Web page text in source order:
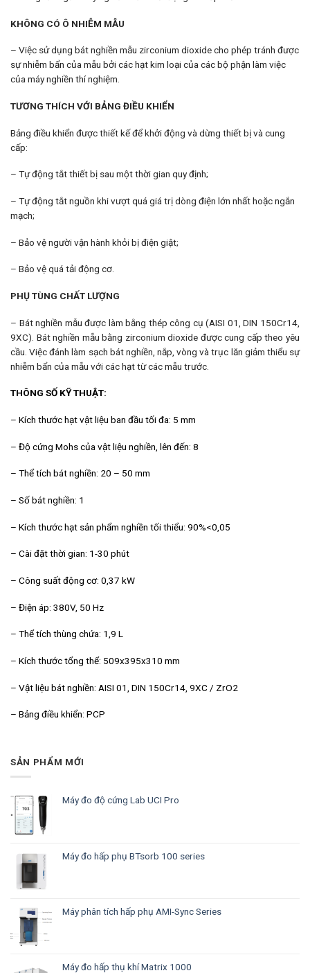
KHÔNG CÓ Ô NHIỄM MẪU
– Việc sử dụng bát nghiền mẫu zirconium dioxide cho phép tránh được
sự nhiễm bẩn của mẫu bởi các hạt kim loại của các bộ phận làm việc
của máy nghiền thí nghiệm.
TƯƠNG THÍCH VỚI BẢNG ĐIỀU KHIỂN
Bảng điều khiển được thiết kế để khởi động và dừng thiết bị và cung
cấp:
– Tự động tắt thiết bị sau một thời gian quy định;
– Tự động tắt nguồn khi vượt quá giá trị dòng điện lớn nhất hoặc ngắn
mạch;
– Bảo vệ người vận hành khỏi bị điện giật;
– Bảo vệ quá tải động cơ.
PHỤ TÙNG CHẤT LƯỢNG
– Bát nghiền mẫu được làm bằng thép công cụ (AISI 01, DIN 150Cr14,
9XC). Bát nghiền mẫu bằng zirconium dioxide được cung cấp theo yêu
cầu. Việc đánh làm sạch bát nghiền, nắp, vòng và trục lăn giảm thiểu sự
nhiễm bẩn của mẫu với các hạt từ các mẫu trước.
THÔNG SỐ KỸ THUẬT:
– Kích thước hạt vật liệu ban đầu tối đa: 5 mm
– Độ cứng Mohs của vật liệu nghiền, lên đến: 8
– Thể tích bát nghiền: 20 – 50 mm
– Số bát nghiền: 1
– Kích thước hạt sản phẩm nghiền tối thiểu: 90%<0,05
– Cài đặt thời gian: 1-30 phút
– Công suất động cơ: 0,37 kW
– Điện áp: 380V, 50 Hz
– Thể tích thùng chứa: 1,9 L
– Kích thước tổng thể: 509x395x310 mm
– Vật liệu bát nghiền: AISI 01, DIN 150Cr14, 9XC / ZrO2
– Bảng điều khiển: PCP
SẢN PHẨM MỚI
Máy đo độ cứng Lab UCI Pro
Máy đo hấp phụ BTsorb 100 series
Máy phân tích hấp phụ AMI-Sync Series
Máy đo hấp thụ khí Matrix 1000